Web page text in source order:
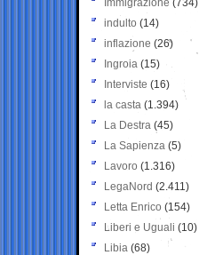
Immigrazione (734)
indulto (14)
inflazione (26)
Ingroia (15)
Interviste (16)
la casta (1.394)
La Destra (45)
La Sapienza (5)
Lavoro (1.316)
LegaNord (2.411)
Letta Enrico (154)
Liberi e Uguali (10)
Libia (68)